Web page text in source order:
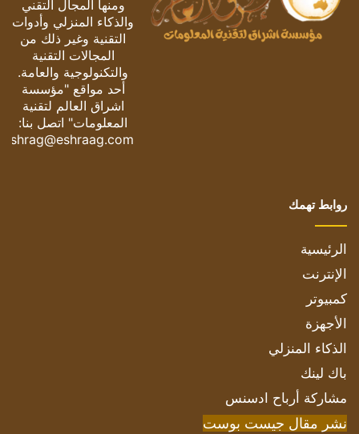
ومنها المجال التقني
والذكاء المنزلي وأدوات
التقنية وغير ذلك من
المجالات التقنية
والتكنولوجية والعامة.
أحد مواقع "مؤسسة
اشراق العالم لتقنية
المعلومات" اتصل بنا:
eshrag@eshraag.com
روابط تهمك
الرئيسية
الإنترنت
كمبيوتر
الأجهزة
الذكاء المنزلي
باك لينك
مشاركة أرباح ادسنس
نشر مقال جيست بوست